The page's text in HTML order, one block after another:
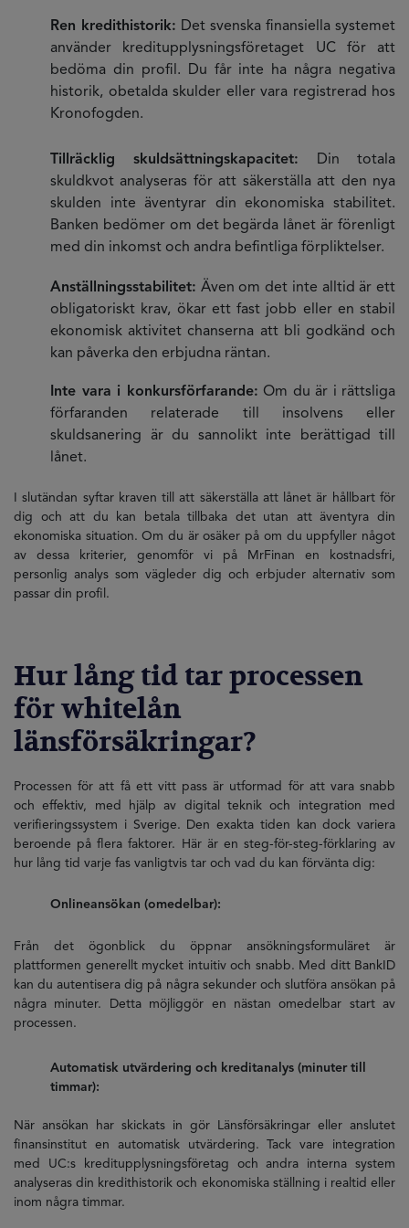
Ren kredithistorik: Det svenska finansiella systemet
använder kreditupplysningsföretaget UC för att
bedöma din profil. Du får inte ha några negativa
historik, obetalda skulder eller vara registrerad hos
Kronofogden.
Tillräcklig skuldsättningskapacitet:
Din totala
skuldkvot analyseras för att säkerställa att den nya
skulden inte äventyrar din ekonomiska stabilitet.
Banken bedömer om det begärda lånet är förenligt
med din inkomst och andra befintliga förpliktelser.
Anställningsstabilitet: Även om det inte alltid är ett
obligatoriskt krav, ökar ett fast jobb eller en stabil
ekonomisk aktivitet chanserna att bli godkänd och
kan påverka den erbjudna räntan.
Inte vara i konkursförfarande: Om du är i rättsliga
förfaranden relaterade till insolvens eller
skuldsanering är du sannolikt inte berättigad till
lånet.
I slutändan syftar kraven till att säkerställa att lånet är hållbart för
dig och att du kan betala tillbaka det utan att äventyra din
ekonomiska situation. Om du är osäker på om du uppfyller något
av dessa kriterier, genomför vi på MrFinan en kostnadsfri,
personlig analys som vägleder dig och erbjuder alternativ som
passar din profil.
Hur lång tid tar processen
för whitelån
länsförsäkringar?
Processen för att få ett vitt pass är utformad för att vara snabb
och effektiv, med hjälp av digital teknik och integration med
verifieringssystem i Sverige. Den exakta tiden kan dock variera
beroende på flera faktorer. Här är en steg-för-steg-förklaring av
hur lång tid varje fas vanligtvis tar och vad du kan förvänta dig:
Onlineansökan (omedelbar):
Från det ögonblick du öppnar ansökningsformuläret är
plattformen generellt mycket intuitiv och snabb. Med ditt BankID
kan du autentisera dig på några sekunder och slutföra ansökan på
några minuter. Detta möjliggör en nästan omedelbar start av
processen.
Automatisk utvärdering och kreditanalys (minuter till
timmar):
När ansökan har skickats in gör Länsförsäkringar eller anslutet
finansinstitut en automatisk utvärdering. Tack vare integration
med UC:s kreditupplysningsföretag och andra interna system
analyseras din kredithistorik och ekonomiska ställning i realtid eller
inom några timmar.